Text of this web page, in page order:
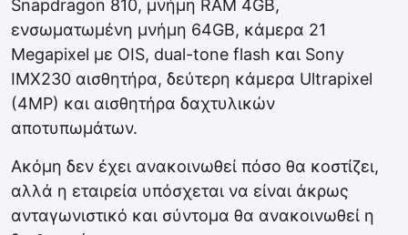
Snapdragon 810, μνήμη RAM 4GB,
ενσωματωμένη μνήμη 64GB, κάμερα 21
Megapixel με OIS, dual-tone flash και Sony
IMX230 αισθητήρα, δεύτερη κάμερα Ultrapixel
(4MP) και αισθητήρα δαχτυλικών
αποτυπωμάτων.
Ακόμη δεν έχει ανακοινωθεί πόσο θα κοστίζει,
αλλά η εταιρεία υπόσχεται να είναι άκρως
ανταγωνιστικό και σύντομα θα ανακοινωθεί η